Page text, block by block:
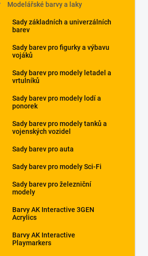
Modelářské barvy a laky
Sady základních a univerzálních
barev
Sady barev pro figurky a výbavu
vojáků
Sady barev pro modely letadel a
vrtulníků
Sady barev pro modely lodí a
ponorek
Sady barev pro modely tanků a
vojenských vozidel
Sady barev pro auta
Sady barev pro modely Sci-Fi
Sady barev pro železniční
modely
Barvy AK Interactive 3GEN
Acrylics
Barvy AK Interactive
Playmarkers